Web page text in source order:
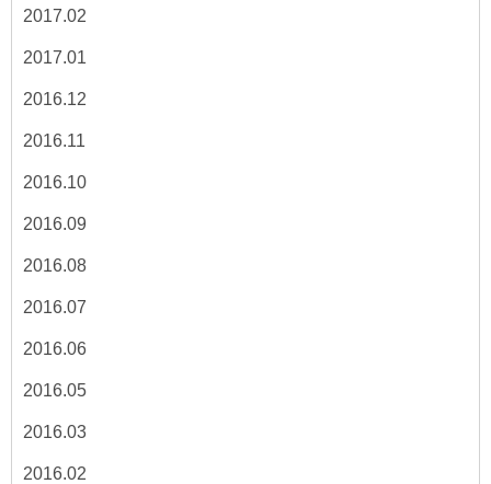
2017.02
2017.01
2016.12
2016.11
2016.10
2016.09
2016.08
2016.07
2016.06
2016.05
2016.03
2016.02